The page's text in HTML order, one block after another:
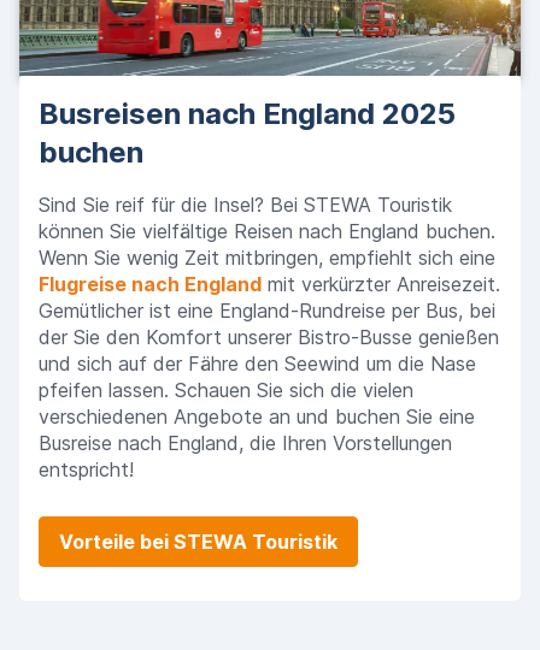
Busreisen nach England 2025
buchen
Sind Sie reif für die Insel? Bei STEWA Touristik
können Sie vielfältige Reisen nach England buchen.
Wenn Sie wenig Zeit mitbringen, empfiehlt sich eine
Flugreise nach England mit verkürzter Anreisezeit.
Gemütlicher ist eine England-Rundreise per Bus, bei
der Sie den Komfort unserer Bistro-Busse genießen
und sich auf der Fähre den Seewind um die Nase
pfeifen lassen. Schauen Sie sich die vielen
verschiedenen Angebote an und buchen Sie eine
Busreise nach England, die Ihren Vorstellungen
entspricht!
Vorteile bei STEWA Touristik